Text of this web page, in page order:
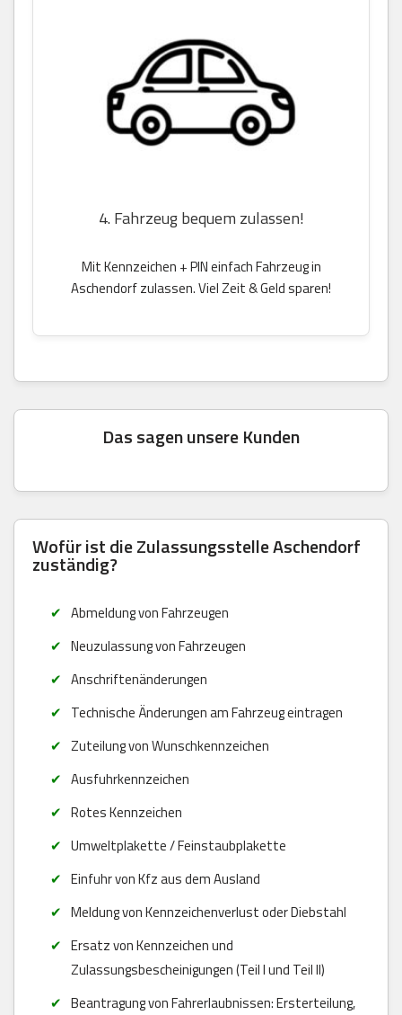
4. Fahrzeug bequem zulassen!
Mit Kennzeichen + PIN einfach Fahrzeug in
Aschendorf zulassen. Viel Zeit & Geld sparen!
Das sagen unsere Kunden
Wofür ist die Zulassungsstelle Aschendorf
zuständig?
Abmeldung von Fahrzeugen
Neuzulassung von Fahrzeugen
Anschriftenänderungen
Technische Änderungen am Fahrzeug eintragen
Zuteilung von Wunschkennzeichen
Ausfuhrkennzeichen
Rotes Kennzeichen
Umweltplakette / Feinstaubplakette
Einfuhr von Kfz aus dem Ausland
Meldung von Kennzeichenverlust oder Diebstahl
Ersatz von Kennzeichen und
Zulassungsbescheinigungen (Teil I und Teil II)
Beantragung von Fahrerlaubnissen: Ersterteilung,